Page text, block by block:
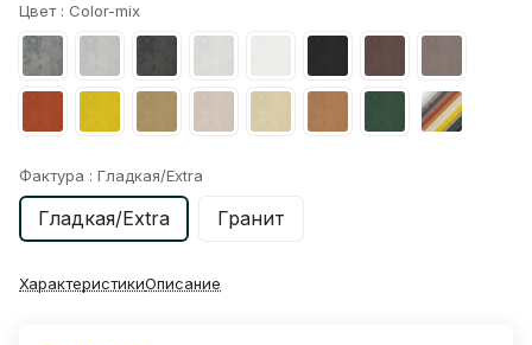
Цвет : Color-mix
Фактура : Гладкая/Extra
Гладкая/Extra Гранит
ХарактеристикиОписание